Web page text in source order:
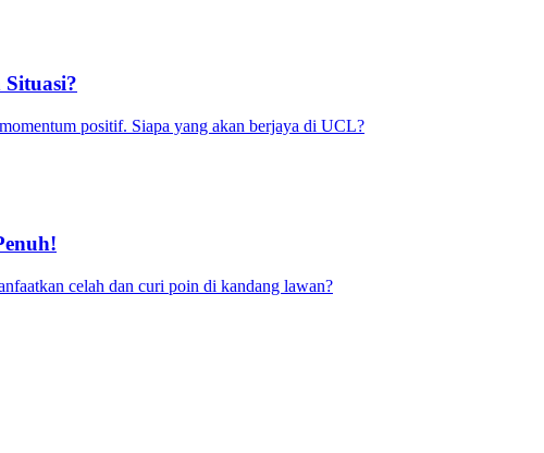
positif. Siapa yang akan berjaya di UCL?
celah dan curi poin di kandang lawan?